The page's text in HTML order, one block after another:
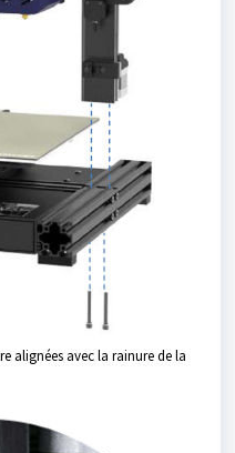
alignées avec la rainure de la